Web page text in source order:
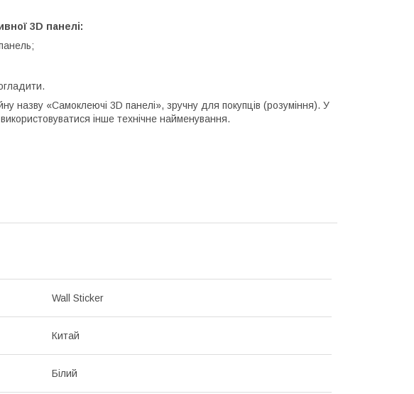
3D панелі:
назву «Самоклеючі 3D панелі», зручну для покупців (розуміння). У
інше технічне найменування.
Wall Sticker
Китай
Білий